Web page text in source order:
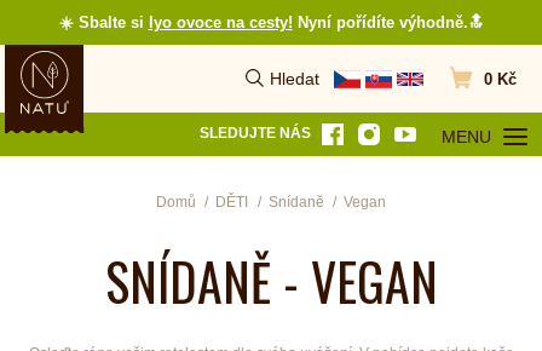
☀️ Sbalte si lyo ovoce na cesty! Nyní pořídíte výhodně.🔝
Hledat
Vyhledat Přejít do
0 Kč
SLEDUJTE NÁS MENU
OTEVŘÍT
Domů DĚTI Snídaně Vegan
SNÍDANĚ - VEGAN